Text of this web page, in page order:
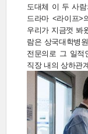
도대체 이 두 사
드라마 <라이프>
우리가 지금껏 봐
람은 상국대학병
전문의로 그 일적
직장 내의 상하관